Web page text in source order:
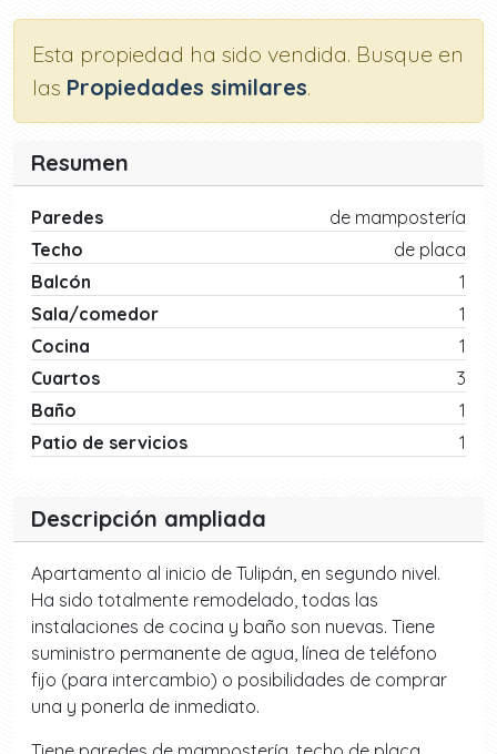
Esta propiedad ha sido vendida. Busque en
las Propiedades similares.
Resumen
Paredes
de mampostería
Techo
de placa
Balcón
1
Sala/comedor
1
Cocina
1
Cuartos
3
Baño
1
Patio de servicios
1
Descripción ampliada
Apartamento al inicio de Tulipán, en segundo nivel.
Ha sido totalmente remodelado, todas las
instalaciones de cocina y baño son nuevas. Tiene
suministro permanente de agua, línea de teléfono
fijo (para intercambio) o posibilidades de comprar
una y ponerla de inmediato.